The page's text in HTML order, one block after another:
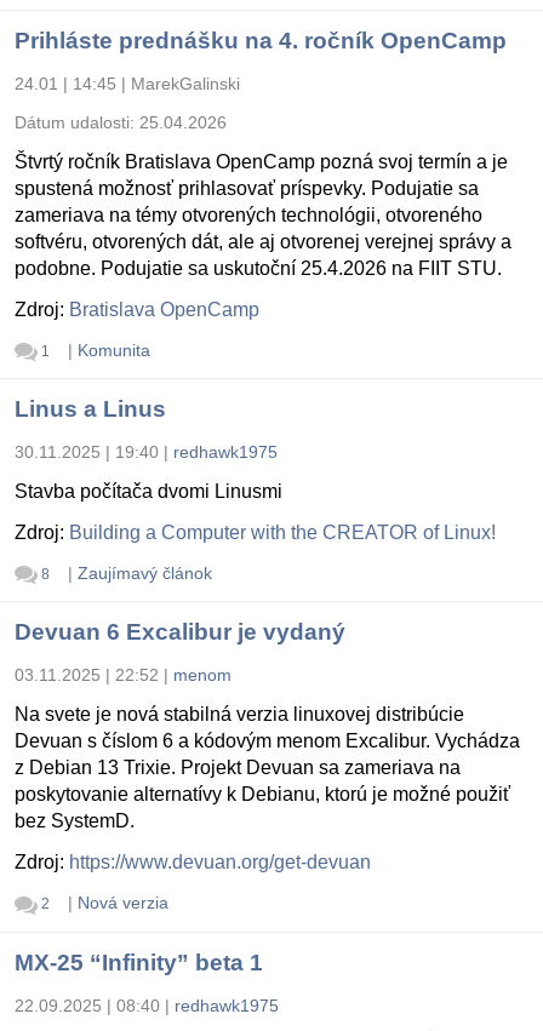
Prihláste prednášku na 4. ročník OpenCamp
24.01 | 14:45 | MarekGalinski
Dátum udalosti: 25.04.2026
Štvrtý ročník Bratislava OpenCamp pozná svoj termín a je
spustená možnosť prihlasovať príspevky. Podujatie sa
zameriava na témy otvorených technológii, otvoreného
softvéru, otvorených dát, ale aj otvorenej verejnej správy a
podobne. Podujatie sa uskutoční 25.4.2026 na FIIT STU.
Zdroj: Bratislava OpenCamp
1 | Komunita
Linus a Linus
30.11.2025 | 19:40 | redhawk1975
Stavba počítača dvomi Linusmi
Zdroj: Building a Computer with the CREATOR of Linux!
8 | Zaujímavý článok
Devuan 6 Excalibur je vydaný
03.11.2025 | 22:52 | menom
Na svete je nová stabilná verzia linuxovej distribúcie
Devuan s číslom 6 a kódovým menom Excalibur. Vychádza
z Debian 13 Trixie. Projekt Devuan sa zameriava na
poskytovanie alternatívy k Debianu, ktorú je možné použiť
bez SystemD.
Zdroj: https://www.devuan.org/get-devuan
2 | Nová verzia
MX-25 “Infinity” beta 1
22.09.2025 | 08:40 | redhawk1975